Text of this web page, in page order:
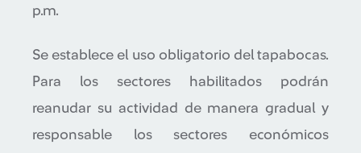
p.m.
Se establece el uso obligatorio del tapabocas.
Para los sectores habilitados podrán
reanudar su actividad de manera gradual y
responsable los sectores económicos